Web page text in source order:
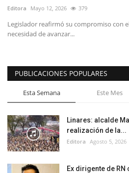
Editora Mayo 12, 2026 379
Legislador reafirmó su compromiso con
necesidad de avanzar...
PUBLICACIONES POPULARES
Esta Semana Este Mes
Linares: alcalde
realización de la...
Editora Agosto 5, 2026
Ex dirigente de